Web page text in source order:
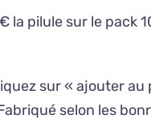
pilule sur le pack
sur « ajouter
selon les